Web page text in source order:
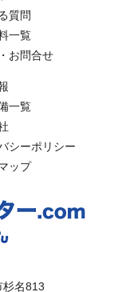
質問
一覧
お問合せ
一覧
シーポリシー
ップ
名813